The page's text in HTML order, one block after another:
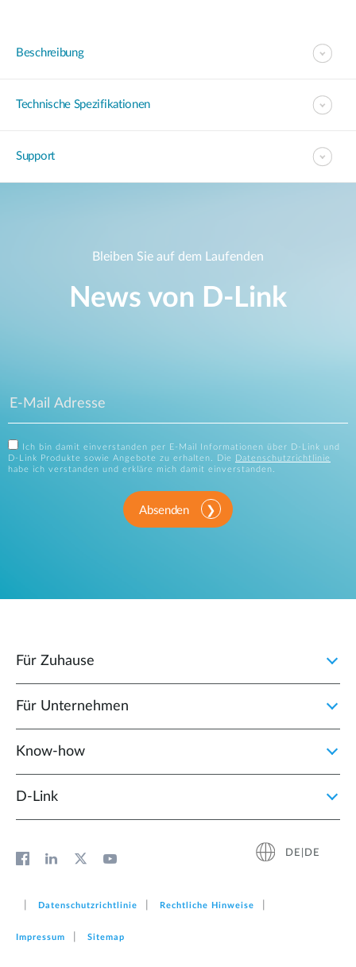
Beschreibung
Technische Spezifikationen
Support
Bleiben Sie auf dem Laufenden
News von D‑Link
Ich bin damit einverstanden per E-Mail Informationen über D-Link und
D-Link Produkte sowie Angebote zu erhalten. Die
Datenschutzrichtlinie
habe ich verstanden und erkläre mich damit einverstanden.
Absenden
Für Zuhause
Für Unternehmen
Know-how
D‑Link
DE|DE
Datenschutzrichtlinie Rechtliche Hinweise
Impressum Sitemap